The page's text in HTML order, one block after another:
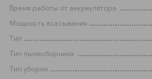
Время работы от аккумулятора
Мощность всасывания
Тип
Тип пылесборника
Тип уборки